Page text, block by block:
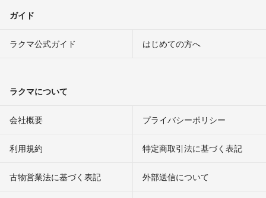
ガイド
ラクマ公式ガイド はじめての方へ
ラクマについて
会社概要 プライバシーポリシー
利用規約 特定商取引法に基づく表記
古物営業法に基づく表記 外部送信について